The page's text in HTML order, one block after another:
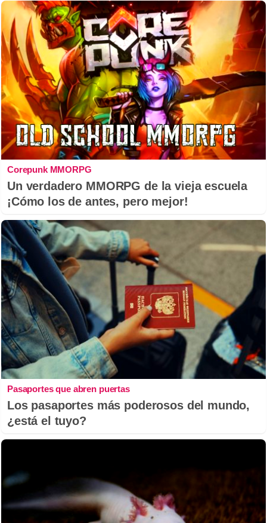
Corepunk MMORPG
Un verdadero MMORPG de la vieja escuela
¡Cómo los de antes, pero mejor!
Pasaportes que abren puertas
Los pasaportes más poderosos del mundo,
¿está el tuyo?